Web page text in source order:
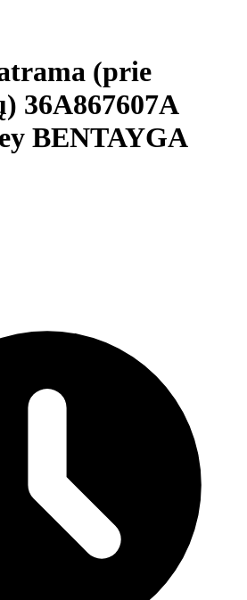
(prie
36A867607A
BENTAYGA